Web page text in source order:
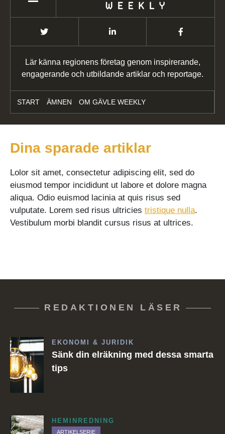
Lär känna regionens företag genom inspirerande,
engagerande och utbildande artiklar och reportage.
START ÄMNEN OM GÄVLE WEEKLY
Dina sparade artiklar
Lolor sit amet, consectetur adipiscing elit, sed do
eiusmod tempor incididunt ut labore et dolore magna
aliqua. Odio euismod lacinia at quis risus sed
vulputate. Lorem sed risus ultricies tristique nulla.
Vestibulum morbi blandit cursus risus at ultrices.
REDAKTIONEN LÄSER
EKONOMI & JURIDIK
Sänk din elräkning med dessa smarta
tips
HEMINREDNING
ARTIKELSERIE